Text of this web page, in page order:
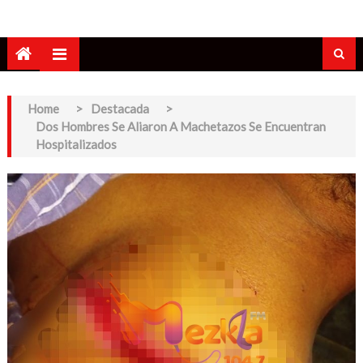
Home > Destacada
>
Dos Hombres Se Aliaron A Machetazos Se Encuentran
Hospitalizados